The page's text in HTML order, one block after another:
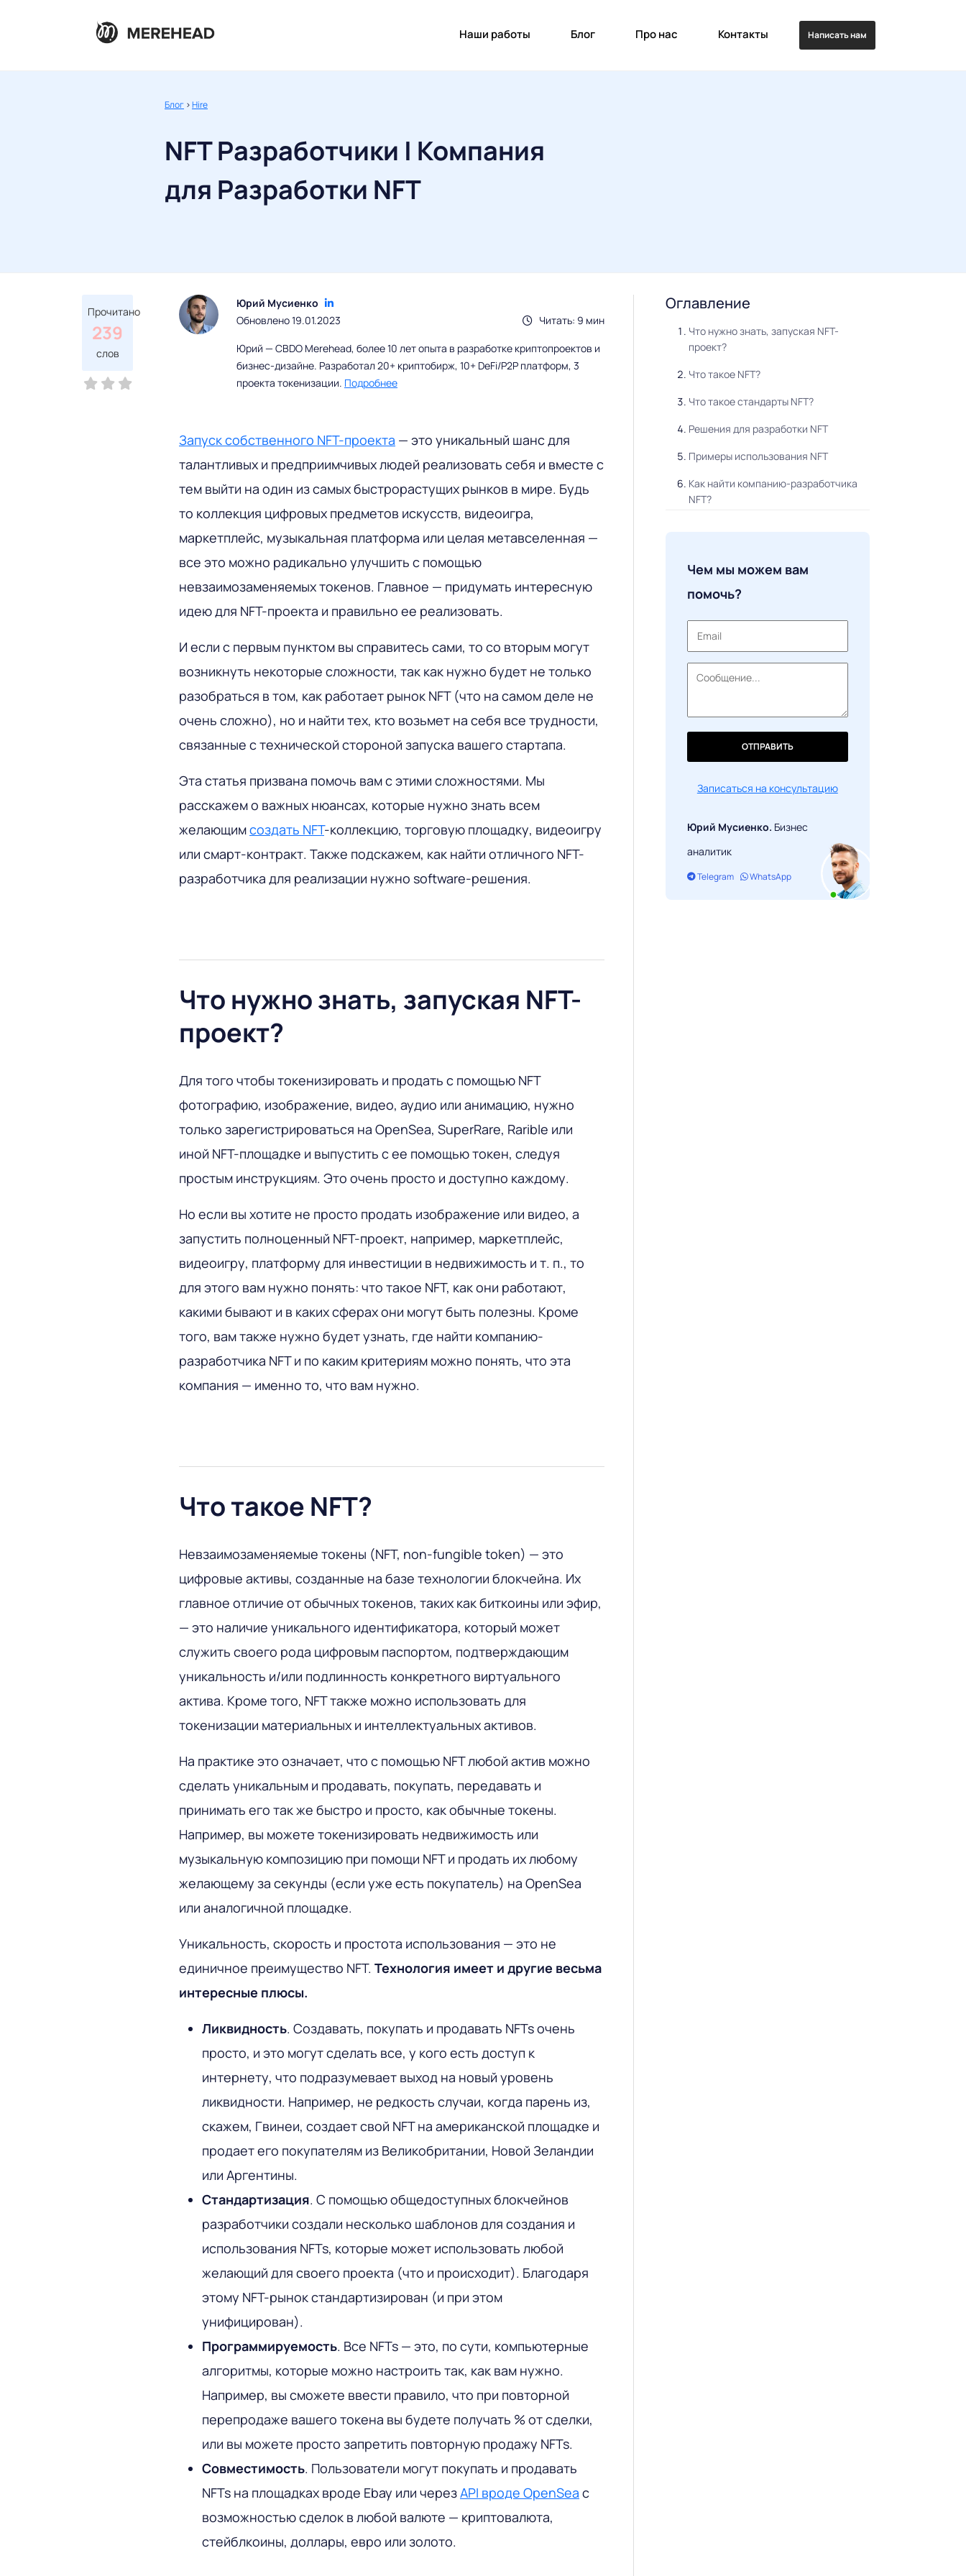
Наши работы Блог Про нас Контакты Написать нам
Блог >Hire
NFT Разработчики | Компания
для Разработки NFT
Прочитано
239
слов
Юрий Мусиенко
Читать: 9 мин
Обновлено 19.01.2023
Юрий — CBDO Merehead, более 10 лет опыта в разработке криптопроектов и
бизнес-дизайне. Разработал 20+ криптобирж, 10+ DeFi/P2P платформ, 3
проекта токенизации. Подробнее
Запуск собственного NFT-проекта — это уникальный шанс для
талантливых и предприимчивых людей реализовать себя и вместе с
тем выйти на один из самых быстрорастущих рынков в мире. Будь
то коллекция цифровых предметов искусств, видеоигра,
маркетплейс, музыкальная платформа или целая метавселенная —
все это можно радикально улучшить с помощью
невзаимозаменяемых токенов. Главное — придумать интересную
идею для NFT-проекта и правильно ее реализовать.
И если с первым пунктом вы справитесь сами, то со вторым могут
возникнуть некоторые сложности, так как нужно будет не только
разобраться в том, как работает рынок NFT (что на самом деле не
очень сложно), но и найти тех, кто возьмет на себя все трудности,
связанные с технической стороной запуска вашего стартапа.
Эта статья призвана помочь вам с этими сложностями. Мы
расскажем о важных нюансах, которые нужно знать всем
желающимсоздать NFT-коллекцию, торговую площадку, видеоигру
или смарт-контракт. Также подскажем, как найти отличного NFT-
разработчика для реализации нужно software-решения.
Что нужно знать, запуская NFT-
проект?
Для того чтобы токенизировать и продать с помощью NFT
фотографию, изображение, видео, аудио или анимацию, нужно
только зарегистрироваться на OpenSea, SuperRare, Rarible или
иной NFT-площадке и выпустить с ее помощью токен, следуя
простым инструкциям. Это очень просто и доступно каждому.
Но если вы хотите не просто продать изображение или видео, а
запустить полноценный NFT-проект, например, маркетплейс,
видеоигру, платформу для инвестиции в недвижимость и т. п., то
для этого вам нужно понять: что такое NFT, как они работают,
какими бывают и в каких сферах они могут быть полезны. Кроме
того, вам также нужно будет узнать, где найти компанию-
разработчика NFT и по каким критериям можно понять, что эта
компания — именно то, что вам нужно.
Что такое NFT?
Невзаимозаменяемые токены (NFT, non-fungible token) — это
цифровые активы, созданные на базе технологии блокчейна. Их
главное отличие от обычных токенов, таких как биткоины или эфир,
— это наличие уникального идентификатора, который может
служить своего рода цифровым паспортом, подтверждающим
уникальность и/или подлинность конкретного виртуального
актива. Кроме того, NFT также можно использовать для
токенизации материальных и интеллектуальных активов.
На практике это означает, что с помощью NFT любой актив можно
сделать уникальным и продавать, покупать, передавать и
принимать его так же быстро и просто, как обычные токены.
Например, вы можете токенизировать недвижимость или
музыкальную композицию при помощи NFT и продать их любому
желающему за секунды (если уже есть покупатель) на OpenSea
или аналогичной площадке.
Уникальность, скорость и простота использования — это не
единичное преимущество NFT. Технология имеет и другие весьма
интересные плюсы.
Ликвидность. Создавать, покупать и продавать NFTs очень
просто, и это могут сделать все, у кого есть доступ к
интернету, что подразумевает выход на новый уровень
ликвидности. Например, не редкость случаи, когда парень из,
скажем, Гвинеи, создает свой NFT на американской площадке и
продает его покупателям из Великобритании, Новой Зеландии
или Аргентины.
Стандартизация. С помощью общедоступных блокчейнов
разработчики создали несколько шаблонов для создания и
использования NFTs, которые может использовать любой
желающий для своего проекта (что и происходит). Благодаря
этому NFT-рынок стандартизирован (и при этом
унифицирован).
Программируемость. Все NFTs — это, по сути, компьютерные
алгоритмы, которые можно настроить так, как вам нужно.
Например, вы сможете ввести правило, что при повторной
перепродаже вашего токена вы будете получать % от сделки,
или вы можете просто запретить повторную продажу NFTs.
Совместимость. Пользователи могут покупать и продавать
NFTs на площадках вроде Ebay или черезAPI вроде OpenSea с
возможностью сделок в любой валюте — криптовалюта,
стейблкоины, доллары, евро или золото.
Оглавление
Что нужно знать, запуская NFT-
проект?
Что такое NFT?
Что такое стандарты NFT?
Решения для разработки NFT
Примеры использования NFT
Как найти компанию-разработчика
NFT?
Преимущества найма Merehead
Как мы работаем (дорожная карта)
Кейсы Merehead
Стоимость разработки NFT-проекта
Чем мы можем вам
помочь?
ОТПРАВИТЬ
Записаться на консультацию
Юрий Мусиенко. Бизнес
аналитик
Telegram WhatsApp